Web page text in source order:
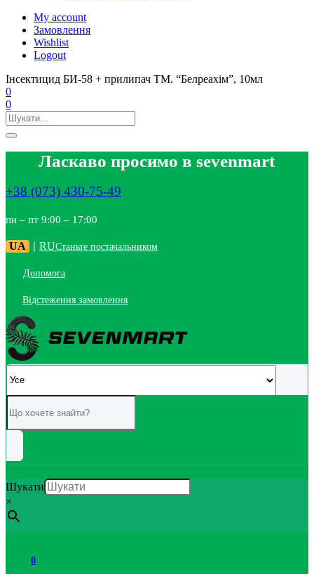
My account
Замовлення
Wishlist
Logout
Інсектицид БИ-58 + прилипач ТМ. “Белреахім”, 10мл
0
0
Ласкаво просимо в sevenmart
+38 (073) 430-75-49
пн – пт 9:00 – 17:00
UA | RUСтаньте постачальником
Допомога
Відстеження замовлення
Шукати
×
0